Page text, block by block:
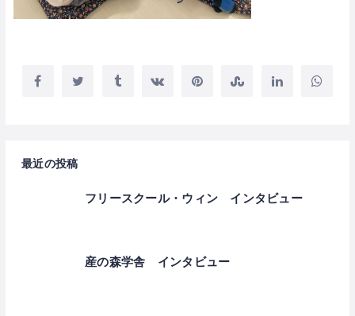
最近の投稿
フリースクール・ウィン インタビュー
産の森学舎 インタビュー